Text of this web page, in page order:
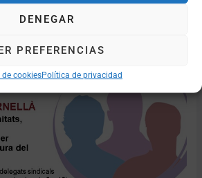
DENEGAR
PREFERENCIAS
cookiesPolítica de privacidad